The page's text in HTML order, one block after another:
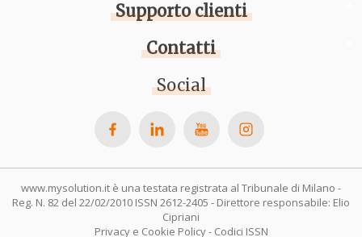
Supporto clienti
Contatti
Social
www.mysolution.it è una testata registrata al Tribunale di Milano -
Reg. N. 82 del 22/02/2010 ISSN 2612-2405 - Direttore responsabile: Elio
Cipriani
Privacy e Cookie Policy- Codici ISSN